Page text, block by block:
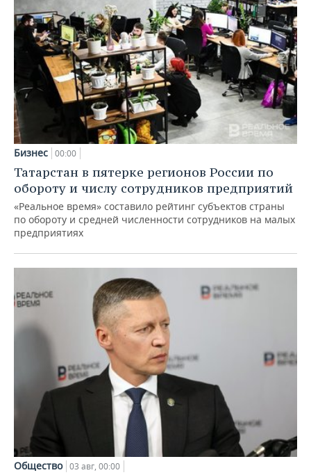
Бизнес 00:00
Татарстан в пятерке регионов России по
обороту и числу сотрудников предприятий
«Реальное время» составило рейтинг субъектов страны
по обороту и средней численности сотрудников на малых
предприятиях
Общество 03 авг, 00:00